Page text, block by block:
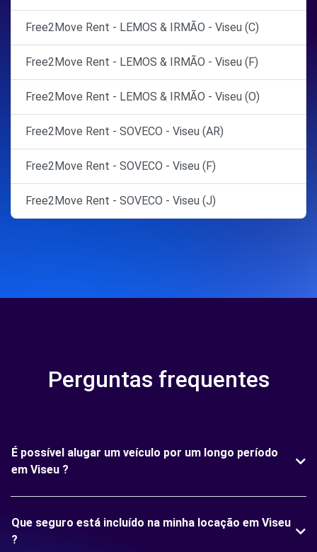
Free2Move Rent - LEMOS & IRMÃO - Viseu (C)
Free2Move Rent - LEMOS & IRMÃO - Viseu (F)
Free2Move Rent - LEMOS & IRMÃO - Viseu (O)
Free2Move Rent - SOVECO - Viseu (AR)
Free2Move Rent - SOVECO - Viseu (F)
Free2Move Rent - SOVECO - Viseu (J)
Perguntas frequentes
É possível alugar um veículo por um longo período
em Viseu ?
Que seguro está incluído na minha locação em Viseu
?